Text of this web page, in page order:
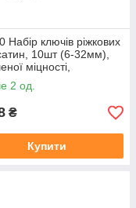
Набір ключів ріжкових
10шт (6-32мм),
міцності,
2 од.
₴
Купити